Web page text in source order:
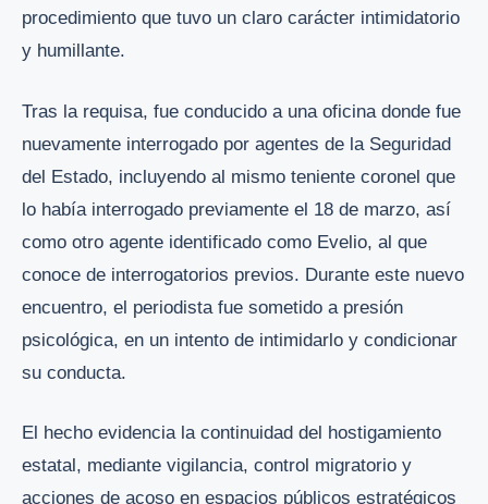
procedimiento que tuvo un claro carácter intimidatorio
y humillante.
Tras la requisa, fue conducido a una oficina donde fue
nuevamente interrogado por agentes de la Seguridad
del Estado, incluyendo al mismo teniente coronel que
lo había interrogado previamente el 18 de marzo, así
como otro agente identificado como Evelio, al que
conoce de interrogatorios previos. Durante este nuevo
encuentro, el periodista fue sometido a presión
psicológica, en un intento de intimidarlo y condicionar
su conducta.
El hecho evidencia la continuidad del hostigamiento
estatal, mediante vigilancia, control migratorio y
acciones de acoso en espacios públicos estratégicos